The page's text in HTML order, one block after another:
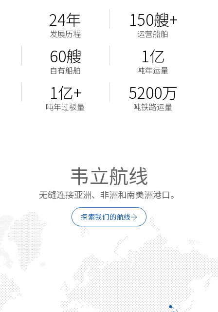
24年
发展历程
150艘+
运营船舶
60艘
自有船舶
1亿
吨年运量
1亿+
吨年过驳量
5200万
吨铁路运量
韦立航线
无缝连接亚洲、非洲和南美洲港口。
探索我们的航线